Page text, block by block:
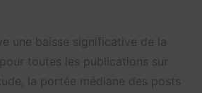
une baisse significative de la
toutes les publications sur
la portée médiane des posts